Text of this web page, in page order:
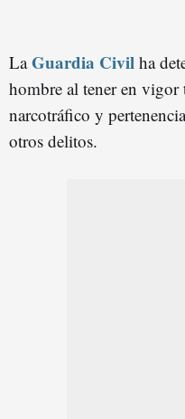
LaGuardia Civil ha
hombre al tener en vigor
narcotráfico y
otros delitos.